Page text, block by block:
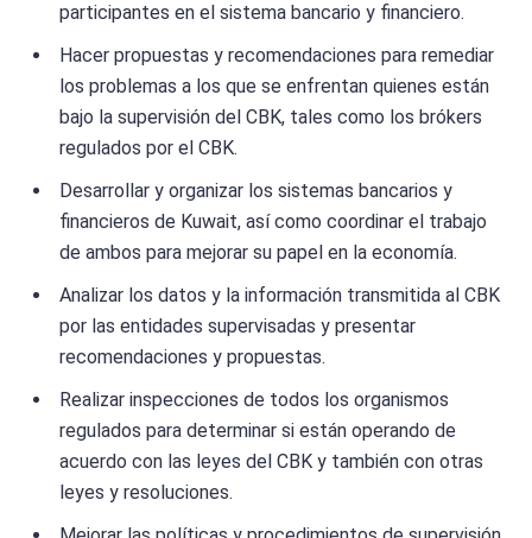
participantes en el sistema bancario y financiero.
Hacer propuestas y recomendaciones para remediar
los problemas a los que se enfrentan quienes están
bajo la supervisión del CBK, tales como los brókers
regulados por el CBK.
Desarrollar y organizar los sistemas bancarios y
financieros de Kuwait, así como coordinar el trabajo
de ambos para mejorar su papel en la economía.
Analizar los datos y la información transmitida al CBK
por las entidades supervisadas y presentar
recomendaciones y propuestas.
Realizar inspecciones de todos los organismos
regulados para determinar si están operando de
acuerdo con las leyes del CBK y también con otras
leyes y resoluciones.